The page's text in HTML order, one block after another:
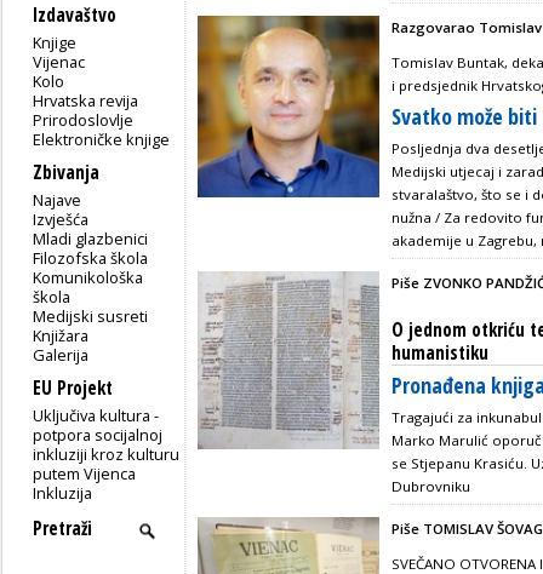
Izdavaštvo
Knjige
Vijenac
Kolo
Hrvatska revija
Prirodoslovlje
Elektroničke knjige
Zbivanja
Najave
Izvješća
Mladi glazbenici
Filozofska škola
Komunikološka
škola
Medijski susreti
Knjižara
Galerija
EU Projekt
Uključiva kultura -
potpora socijalnoj
inkluziji kroz kulturu
putem Vijenca
Inkluzija
Razgovarao
Tomislav Buntak,
i predsjednik
Svatko može
Posljednja dva
Medijski utjecaj i
stvaralaštvo, što se i
nužna / Za redovito
akademije u
Piše ZVONKO
O jednom otkriću
humanistiku
Pronađena
Tragajući za
Marko Marulić
se Stjepanu Krasiću.
Dubrovniku
Piše TOMISLAV
SVEČANO